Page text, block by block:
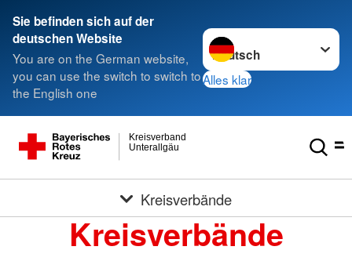
Sie befinden sich auf der
deutschen Website
You are on the German website,
you can use the switch to switch to
the English one
Sprache wechseln zu
Alles klar
Unterallgäu
Kreisverband
Kreisverbände
Kreisverbände